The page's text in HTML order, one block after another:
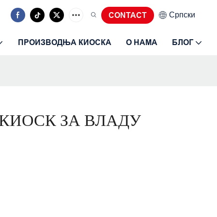
CONTACT Српски
ПРОИЗВОДЊА КИОСКА О НАМА БЛОГ
ЗА ВЛАДУ